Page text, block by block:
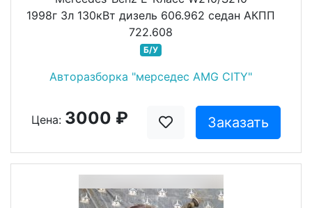
1998г 3л 130кВт дизель 606.962 седан АКПП
722.608
Б/У
Авторазборка "мерседес AMG CITY"
Цена: 3000 ₽ Заказать